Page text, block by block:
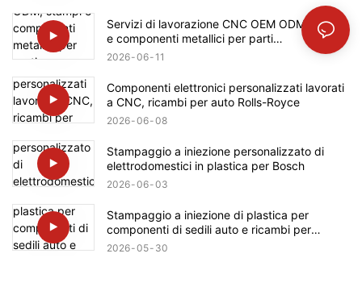
Servizi di lavorazione CNC OEM ODM, stampi
e componenti metallici per parti
automobilistiche Mercedes-Benz
2026 06 11
Componenti elettronici personalizzati lavorati
a CNC, ricambi per auto Rolls-Royce
2026 06 08
Stampaggio a iniezione personalizzato di
elettrodomestici in plastica per Bosch
2026 06 03
Stampaggio a iniezione di plastica per
componenti di sedili auto e ricambi per
Ferrari.
2026 05 30